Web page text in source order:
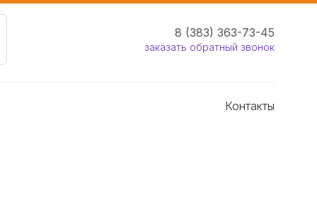
8 (383) 363-73-45
заказать обратный звонок
Контакты